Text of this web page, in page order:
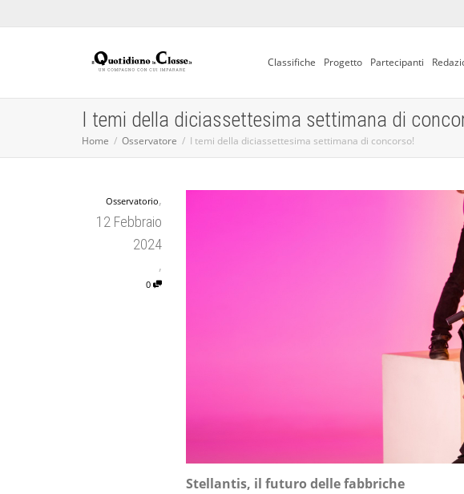
Classifiche Progetto Partecipanti
I temi della diciassettesima settimana di
Home Osservatore I temi della diciassettesima settimana di concorso!
Osservatorio,
12 Febbraio
2024
,
0
Stellantis, il futuro delle fabbriche